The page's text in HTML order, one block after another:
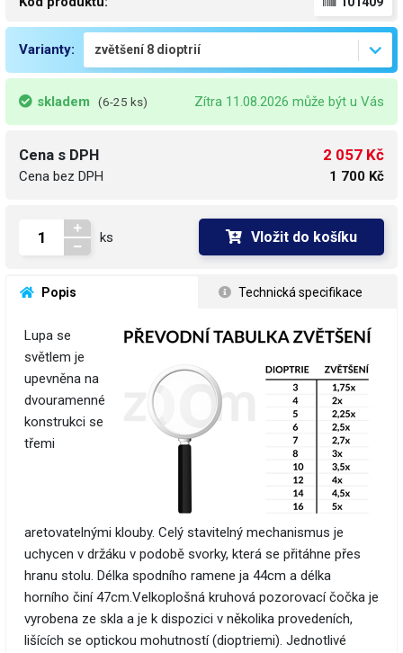
Varianty:
skladem (6-25 ks) Zítra 11.08.2026 může být u Vás
Cena s DPH
Cena bez DPH
2 057 Kč
1 700 Kč
ks Vložit do košíku
Popis Technická specifikace
Lupa se
světlem je
upevněna na
dvouramenné
konstrukci se
třemi
aretovatelnými klouby. Celý stavitelný mechanismus je
uchycen v držáku v podobě svorky, která se přitáhne přes
hranu stolu. Délka spodního ramene ja 44cm a délka
horního činí 47cm.Velkoplošná kruhová pozorovací čočka je
vyrobena ze skla a je k dispozici v několika provedeních,
lišících se optickou mohutností (dioptriemi). Jednotlivé